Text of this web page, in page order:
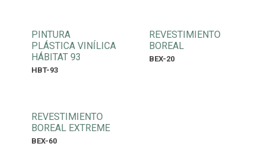
PINTURA
PLÁSTICA VINÍLICA
HÁBITAT 93
HBT-93
REVESTIMIENTO
BOREAL
BEX-20
REVESTIMIENTO
BOREAL EXTREME
BEX-60